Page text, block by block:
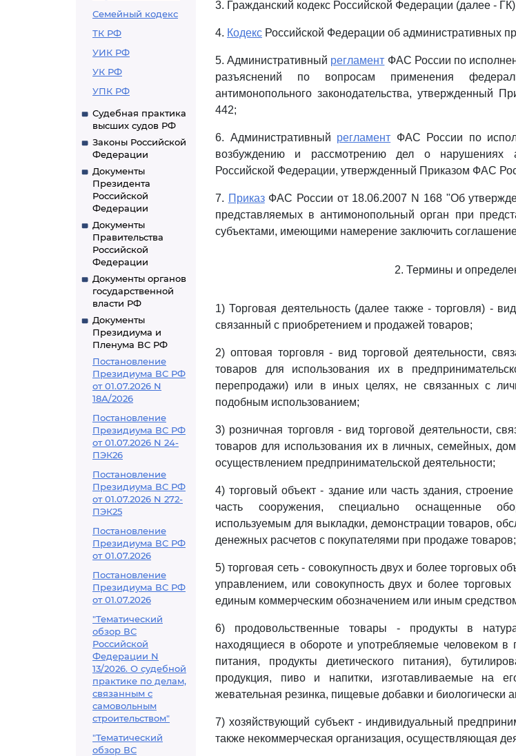
Семейный кодекс
ТК РФ
УИК РФ
УК РФ
УПК РФ
Судебная практика
высших судов РФ
Законы Российской
Федерации
Документы
Президента
Российской
Федерации
Документы
Правительства
Российской
Федерации
Документы органов
государственной
власти РФ
Документы
Президиума и
Пленума ВС РФ
Постановление
Президиума ВС РФ
от 01.07.2026 N
18А/2026
Постановление
Президиума ВС РФ
от 01.07.2026 N 24-
ПЭК26
Постановление
Президиума ВС РФ
от 01.07.2026 N 272-
ПЭК25
Постановление
Президиума ВС РФ
от 01.07.2026
Постановление
Президиума ВС РФ
от 01.07.2026
"Тематический
обзор ВС
Российской
Федерации N
13/2026. О судебной
практике по делам,
связанным с
самовольным
строительством"
"Тематический
обзор ВС
3. Гражданский кодекс Российской Федерации (далее -
4. Кодекс Российской Федерации об административных
5. Административный регламент ФАС России по
разъяснений по вопросам применения
антимонопольного законодательства, утвержденный
442;
6. Административный регламент ФАС России по
возбуждению и рассмотрению дел о нарушениях
Российской Федерации, утвержденный Приказом ФАС
7. ПриказФАС России от 18.06.2007 N 168 "Об
представляемых в антимонопольный орган при
субъектами, имеющими намерение заключить
2. Термины и
1) Торговая деятельность (далее также - торговля) -
связанный с приобретением и продажей товаров;
2) оптовая торговля - вид торговой деятельности,
товаров для использования их в
перепродажи) или в иных целях, не связанных с
подобным использованием;
3) розничная торговля - вид торговой деятельности,
товаров для использования их в личных, семейных,
осуществлением предпринимательской деятельности;
4) торговый объект - здание или часть здания,
часть сооружения, специально оснащенные
используемым для выкладки, демонстрации товаров,
денежных расчетов с покупателями при продаже товаров;
5) торговая сеть - совокупность двух и более торговых
управлением, или совокупность двух и более
единым коммерческим обозначением или иным
6) продовольственные товары - продукты в
находящиеся в обороте и употребляемые человеком в
питания, продукты диетического питания),
продукция, пиво и напитки, изготавливаемые на
жевательная резинка, пищевые добавки и биологически
7) хозяйствующий субъект - индивидуальный
также некоммерческая организация, осуществляющая